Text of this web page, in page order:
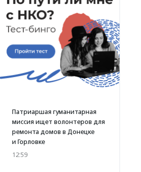
Патриаршая гуманитарная
миссия ищет волонтеров для
ремонта домов в Донецке
и Горловке
12:59